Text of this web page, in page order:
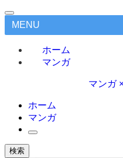
MENU
ホーム
マンガ
マンガ
ホーム
マンガ
検索